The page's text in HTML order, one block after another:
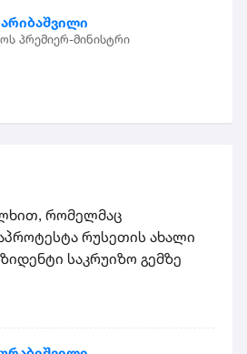
პრემიერ-მინისტრი
რომელმაც
რუსეთის ახალი
საკრუიზო გემზე